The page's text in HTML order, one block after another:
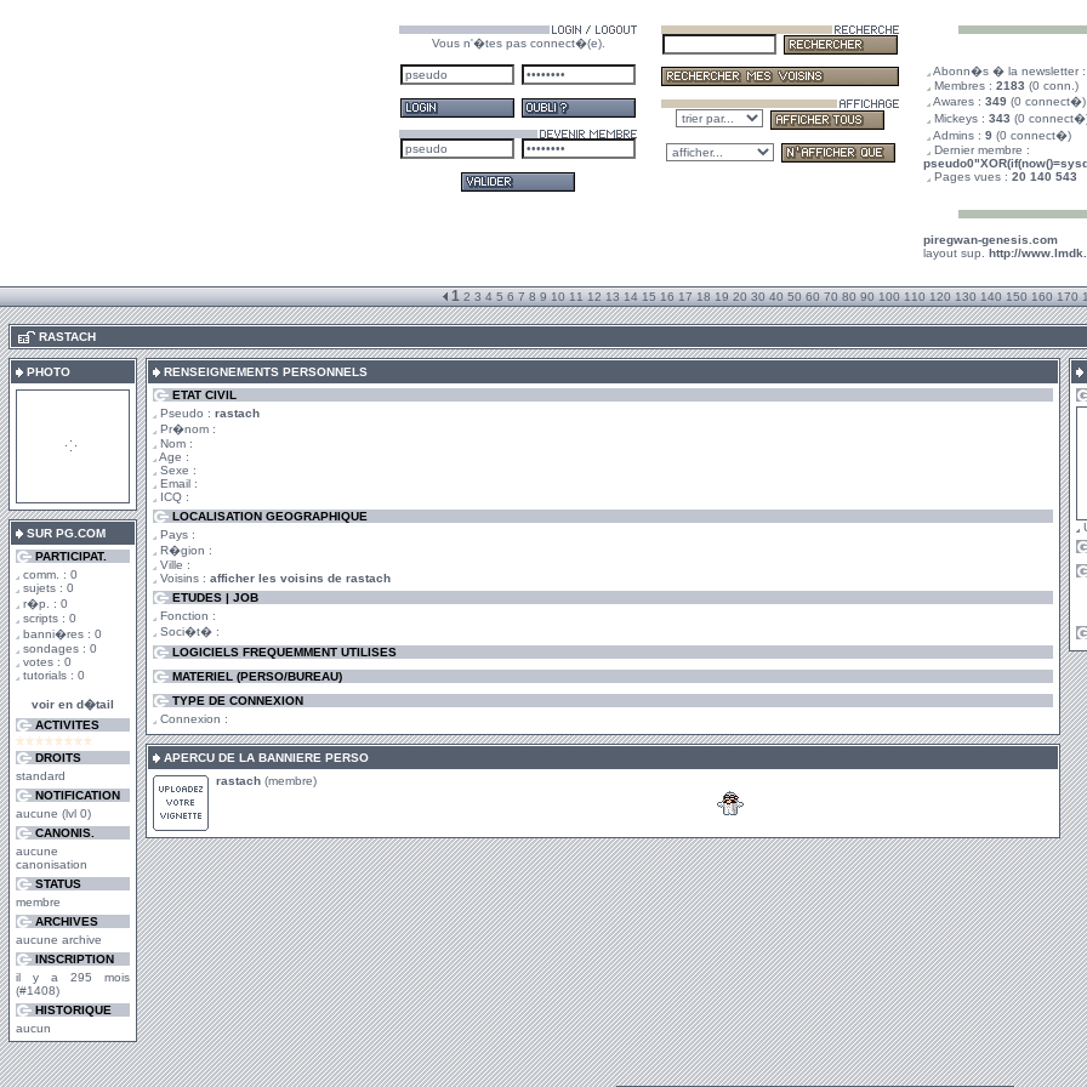
Vous n'�tes pas connect�(e).
Abonn�s � la newsletter
Membres : 2183 (0 conn.)
Awares : 349 (0 connect�)
Mickeys : 343 (0
Admins : 9 (0 connect�)
Dernier membre :
Pages vues : 20 140 543
piregwan-genesis.com
layout sup. http://
1 2 3 4 5 6 7 8 9 10 11 12 13 14 15 16 17 18 19 20 30 40 50 60 70 80 90 100 110 120 130 140 150 160 170
RASTACH
PHOTO
SUR PG.COM
PARTICIPAT.
comm. : 0
sujets : 0
r�p. : 0
scripts : 0
banni�res : 0
sondages : 0
votes : 0
tutorials : 0
voir en d�tail
ACTIVITES
DROITS
standard
NOTIFICATION
aucune (lvl 0)
CANONIS.
aucune
canonisation
STATUS
membre
ARCHIVES
aucune archive
INSCRIPTION
il y a 295 mois
(#1408)
HISTORIQUE
aucun
RENSEIGNEMENTS PERSONNELS
ETAT CIVIL
Pseudo : rastach
Pr�nom :
Nom :
Age :
Sexe :
Email :
ICQ :
LOCALISATION GEOGRAPHIQUE
Pays :
R�gion :
Ville :
Voisins : afficher les voisins de rastach
ETUDES | JOB
Fonction :
Soci�t� :
LOGICIELS FREQUEMMENT UTILISES
MATERIEL (PERSO/BUREAU)
TYPE DE CONNEXION
Connexion :
APERCU DE LA BANNIERE PERSO
rastach (membre)